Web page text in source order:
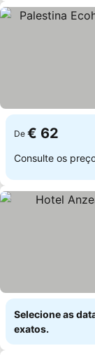
De € 62
Consulte os
Selecione as
exatos.